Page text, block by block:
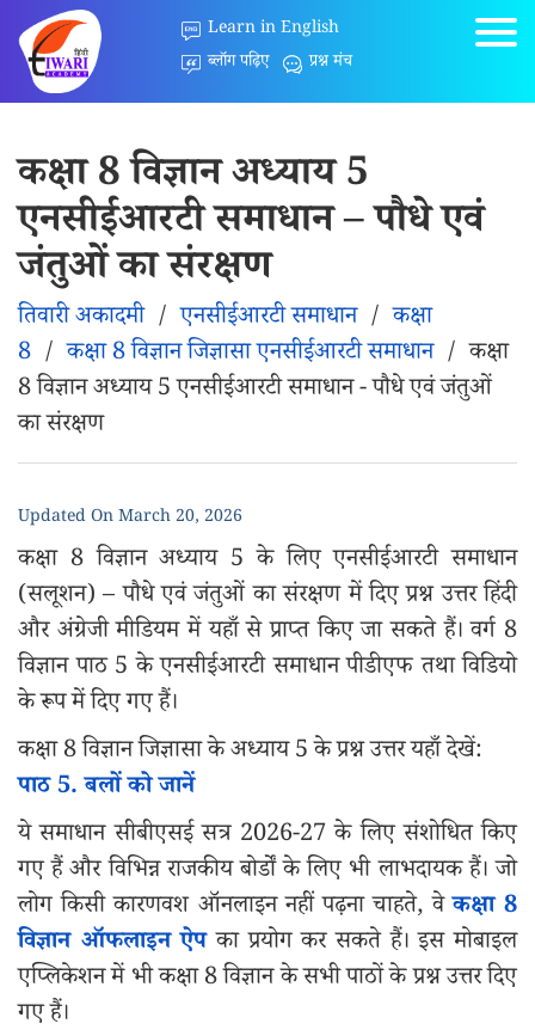
Learn in English
ब्लॉग पढ़िए
प्रश्न मंच
कक्षा 8 विज्ञान अध्याय 5
एनसीईआरटी समाधान – पौधे एवं
जंतुओं का संरक्षण
तिवारी अकादमी/एनसीईआरटी समाधान/कक्षा
8 /कक्षा 8 विज्ञान जिज्ञासा एनसीईआरटी समाधान/कक्षा
8 विज्ञान अध्याय 5 एनसीईआरटी समाधान - पौधे एवं जंतुओं
का संरक्षण
Updated OnMarch 20, 2026
कक्षा 8 विज्ञान अध्याय 5 के लिए एनसीईआरटी समाधान
(सलूशन) – पौधे एवं जंतुओं का संरक्षण में दिए प्रश्न उत्तर हिंदी
और अंग्रेजी मीडियम में यहाँ से प्राप्त किए जा सकते हैं। वर्ग 8
विज्ञान पाठ 5 के एनसीईआरटी समाधान पीडीएफ तथा विडियो
के रूप में दिए गए हैं।
कक्षा 8 विज्ञान जिज्ञासा के अध्याय 5 के प्रश्न उत्तर यहाँ देखें:
पाठ 5. बलों को जानें
ये समाधान सीबीएसई सत्र 2026-27 के लिए संशोधित किए
गए हैं और विभिन्न राजकीय बोर्डों के लिए भी लाभदायक हैं। जो
लोग किसी कारणवश ऑनलाइन नहीं पढ़ना चाहते, वेकक्षा 8
विज्ञान ऑफलाइन ऐपका प्रयोग कर सकते हैं। इस मोबाइल
एप्लिकेशन में भी कक्षा 8 विज्ञान के सभी पाठों के प्रश्न उत्तर दिए
गए हैं।